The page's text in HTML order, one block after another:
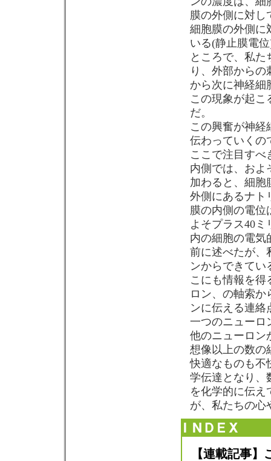
膜の外側に対し
細胞膜の外側に
いる(静止膜電
ところで、私
り、外部から
から次に神経細
この現象が起こ
だ。
この興奮が神経
伝わっていくの
ここで注目すべ
内側では、およ
加わると、細胞
外側にあるナト
膜の内側の電位
よそプラス40
内の細胞の電気
前に述べたが、
ンからできてい
こにも情報を得
ロン、の軸索
ンに伝える連絡
一つのニューロ
他のニューロン
想像以上の数の
快適なものも不
学伝達となり、
を化学的に伝え
が、私たちの心
【連載記事】